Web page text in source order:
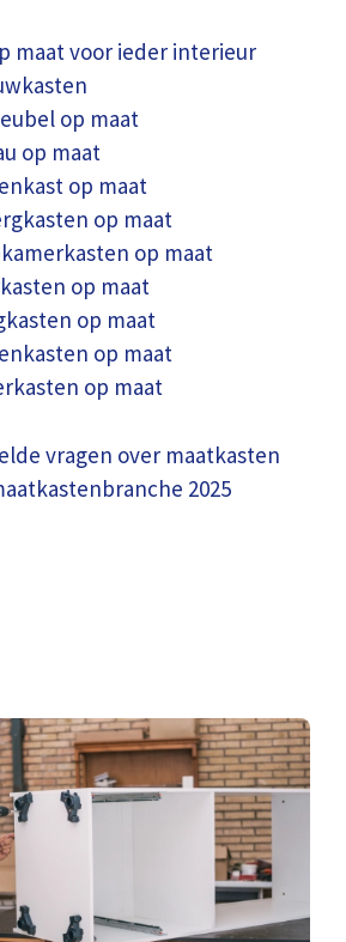
maat voor ieder interieur
op maat
op maat
op maat
op maat
op maat
op maat
op maat
op maat
op maat
vragen over maatkasten
2025